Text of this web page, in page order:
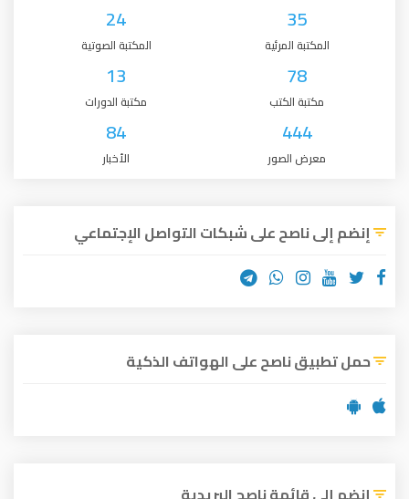
35
المكتبة المرئية
24
المكتبة الصوتية
78
مكتبة الكتب
13
مكتبة الدورات
444
معرض الصور
84
الأخبار
إنضم إلى ناصح على شبكات التواصل الإجتماعي
حمل تطبيق ناصح على الهواتف الذكية